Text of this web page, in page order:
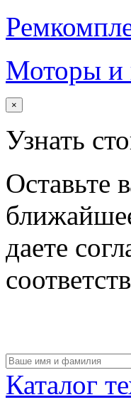
Моторы и
×
Узнать
Оставьте
даете
Каталог